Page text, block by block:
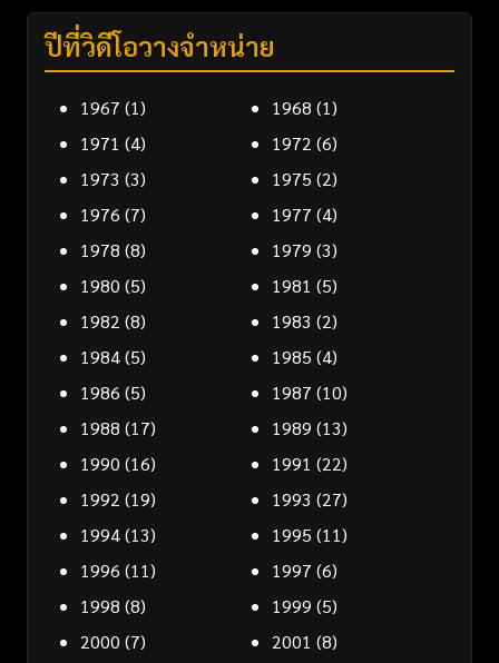
ปีที่วิดีโอวางจำหน่าย
1967 (1) 1968 (1)
1971 (4) 1972 (6)
1973 (3) 1975 (2)
1976 (7) 1977 (4)
1978 (8) 1979 (3)
1980 (5) 1981 (5)
1982 (8) 1983 (2)
1984(5) 1985 (4)
1986 (5) 1987 (10)
1988 (17) 1989 (13)
1990 (16) 1991 (22)
1992 (19) 1993 (27)
1994(13) 1995 (11)
1996 (11) 1997 (6)
1998 (8) 1999 (5)
2000 (7) 2001 (8)